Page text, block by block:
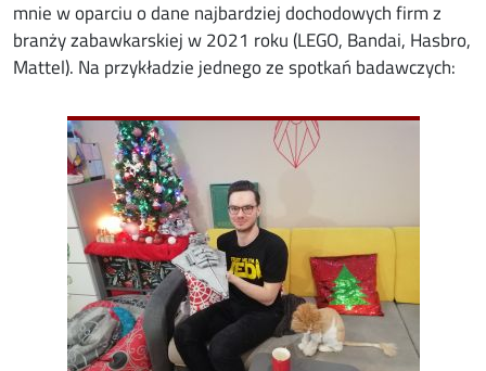
mnie w oparciu o dane najbardziej dochodowych firm z
branży zabawkarskiej w 2021 roku (LEGO, Bandai, Hasbro,
Mattel). Na przykładzie jednego ze spotkań badawczych: